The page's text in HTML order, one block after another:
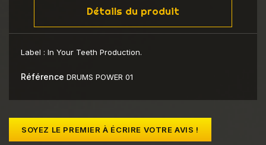
Détails du produit
Label : In Your Teeth Production.
Référence DRUMS POWER 01
SOYEZ LE PREMIER À ÉCRIRE VOTRE AVIS !